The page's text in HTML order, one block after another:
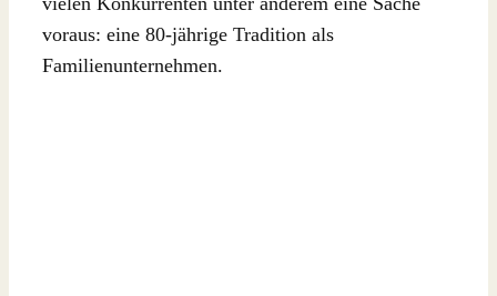
voraus: eine 80-jährige Tradition als
Familienunternehmen.